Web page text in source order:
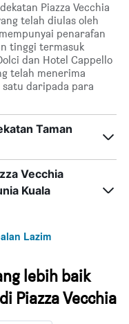
Piazza Vecchia
telah diulas oleh
penarafan
tinggi termasuk
dan Hotel Cappello
telah menerima
daripada para
Taman
Vecchia
Kuala
Lazim
lebih baik
Piazza Vecchia